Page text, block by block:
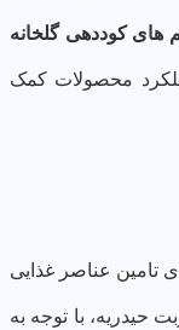
کوددهی گلخانه
محصولات کمک
عناصر غذایی
با توجه به